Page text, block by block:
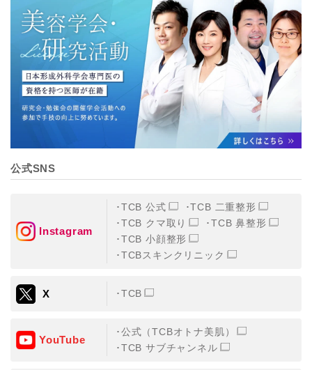
公式SNS
Instagram
TCB 公式
TCB 二重整形
TCB クマ取り
TCB 鼻整形
TCB 小顔整形
TCBスキンクリニック
X TCB
YouTube
公式（TCBオトナ美肌）
TCB サブチャンネル